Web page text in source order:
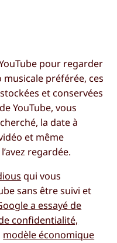
pour regarder
préférée, ces
et conservées
YouTube, vous
la date à
et même
regardée.
qui vous
sans être suivi et
a essayé de
confidentialité,
modèle économique